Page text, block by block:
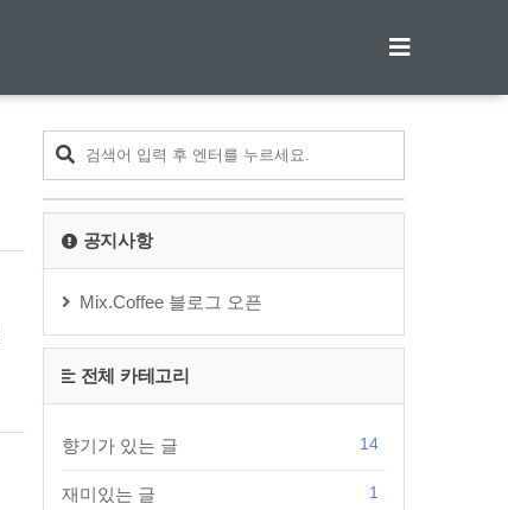
공지사항
Mix.Coffee 블로그 오픈
전체 카테고리
향기가 있는 글 14
재미있는 글 1